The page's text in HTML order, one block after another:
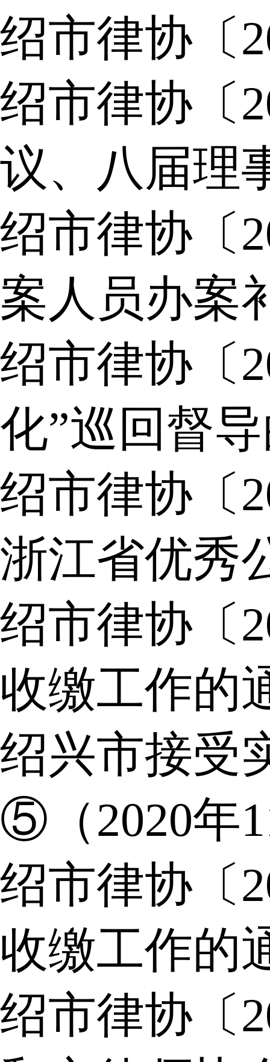
绍市律协〔
绍市律协〔
议、八届理
绍市律协〔
案人员办案
绍市律协〔
化”巡回督
绍市律协〔
浙江省优秀
绍市律协〔
收缴工作的
绍兴市接受
⑤（2020年
绍市律协〔
收缴工作的
绍市律协〔